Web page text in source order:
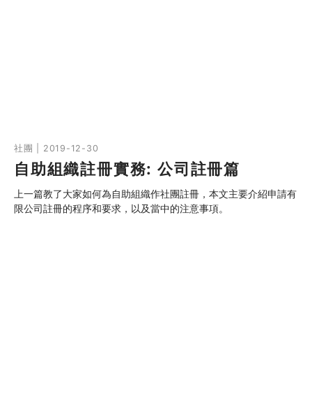
社團 | 2019-12-30
自助組織註冊實務: 公司註冊篇
上一篇教了大家如何為自助組織作社團註冊，本文主要介紹申請有
限公司註冊的程序和要求，以及當中的注意事項。